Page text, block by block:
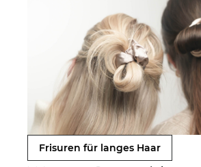
Frisuren für langes Haar